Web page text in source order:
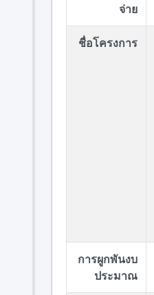
จ่าย
ชื่อโครงการ
การผูกพันงบ
ประมาณ